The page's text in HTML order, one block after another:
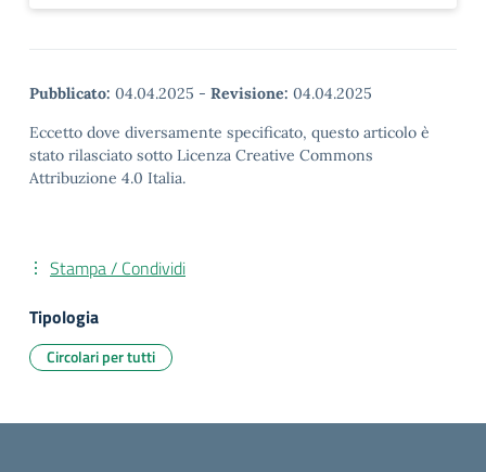
Pubblicato: 04.04.2025 - Revisione: 04.04.2025
Eccetto dove diversamente specificato, questo articolo è
stato rilasciato sotto Licenza Creative Commons
Attribuzione 4.0 Italia.
Stampa / Condividi
Tipologia
Circolari per tutti